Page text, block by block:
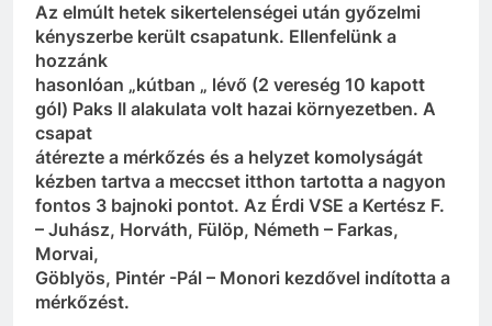
Az elmúlt hetek sikertelenségei után győzelmi
kényszerbe került csapatunk. Ellenfelünk a
hozzánk
hasonlóan „kútban „ lévő (2 vereség 10 kapott
gól) Paks II alakulata volt hazai környezetben. A
csapat
átérezte a mérkőzés és a helyzet komolyságát
kézben tartva a meccset itthon tartotta a nagyon
fontos 3 bajnoki pontot. Az Érdi VSE a Kertész F.
– Juhász, Horváth, Fülöp, Németh – Farkas,
Morvai,
Göblyös, Pintér -Pál – Monori kezdővel indította a
mérkőzést.